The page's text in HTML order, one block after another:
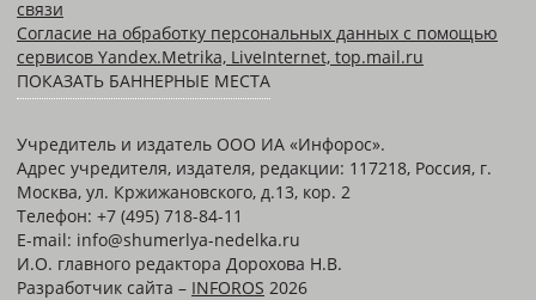
связи
Согласие на обработку персональных данных с помощью
сервисов Yandex.Metrika, LiveInternet, top.mail.ru
ПОКАЗАТЬ БАННЕРНЫЕ МЕСТА
Учредитель и издатель ООО ИА «Инфорос».
Адрес учредителя, издателя, редакции: 117218, Россия, г.
Москва, ул. Кржижановского, д.13, кор. 2
Телефон: +7 (495) 718-84-11
E-mail: info@shumerlya-nedelka.ru
И.О. главного редактора Дорохова Н.В.
Разработчик сайта – INFOROS 2026